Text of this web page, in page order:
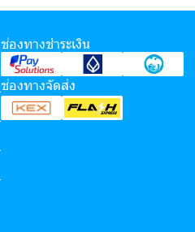
ช่องทางชำระเงิน
ช่องทางจัดส่ง